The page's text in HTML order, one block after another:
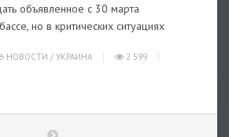
объявленное с 30 марта
но в критических ситуациях
НОВОСТИ / УКРАИНА
2 599